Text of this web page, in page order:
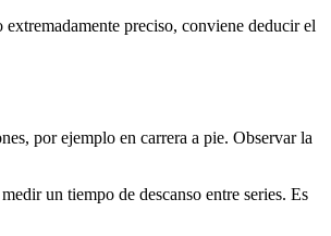
preciso, conviene deducir el
por ejemplo en carrera a pie. Observar la
un tiempo de descanso entre series. Es